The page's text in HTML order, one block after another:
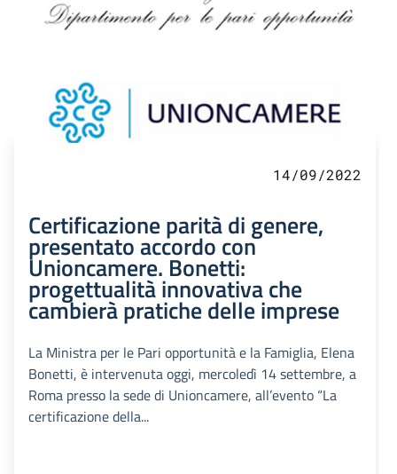
14/09/2022
Certificazione parità di genere,
presentato accordo con
Unioncamere. Bonetti:
progettualità innovativa che
cambierà pratiche delle imprese
La Ministra per le Pari opportunità e la Famiglia, Elena
Bonetti, è intervenuta oggi, mercoledì 14 settembre, a
Roma presso la sede di Unioncamere, all’evento “La
certificazione della...